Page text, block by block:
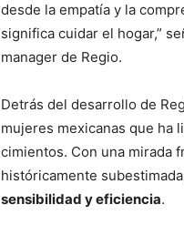
desde la empatía y la
significa cuidar el hogar,”
manager de Regio.
Detrás del desarrollo de
mujeres mexicanas que ha
cimientos. Con una mirada
históricamente
sensibilidad y eficiencia.